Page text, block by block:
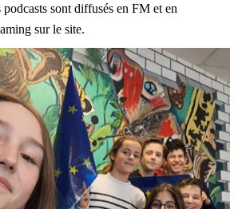
sont diffusés en FM et en
sur le site.